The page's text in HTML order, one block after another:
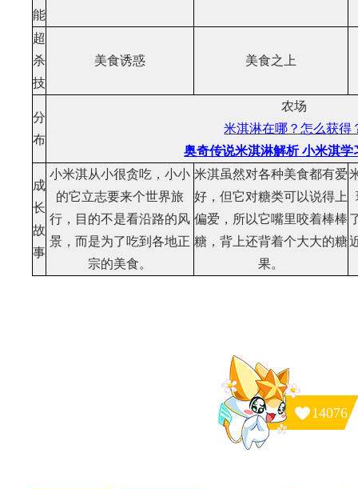
能
超
杀
技
美食诱惑 美食之上
分
布
农场
米淇淋在哪？怎么获得
奥奇传说米淇淋解析 小米淇学
成
长
故
事
小米淇从小很贪吃，小小
的它立志要来个世界旅
行，目的不是看沿路的风
景，而是为了吃到各地正
宗的美食。
米淇虽然对各种美食都有爱
好，但它对糖类可以说得上
偏爱，所以它嘴里咬着棒棒
糖，背上还背着个大大的糖
果。
14076